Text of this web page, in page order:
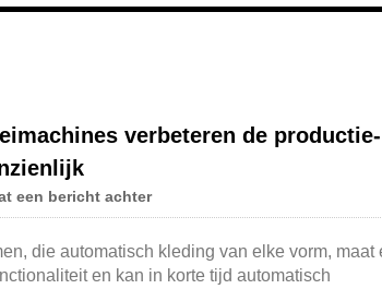
verbeteren de productie-
een bericht achter
die automatisch kleding van elke vorm, maat
en kan in korte tijd automatisch